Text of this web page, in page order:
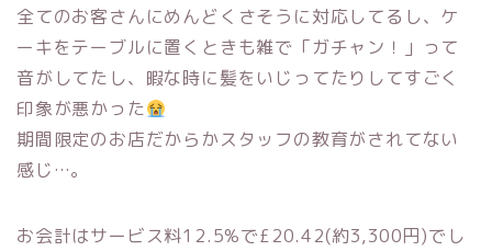
全てのお客さんにめんどくさそうに対応してるし、ケ
ーキをテーブルに置くときも雑で「ガチャン！」って
音がしてたし、暇な時に髪をいじってたりしてすごく
印象が悪かった
期間限定のお店だからかスタッフの教育がされてない
感じ…。
お会計はサービス料12.5%で£20.42(約3,300円)でし